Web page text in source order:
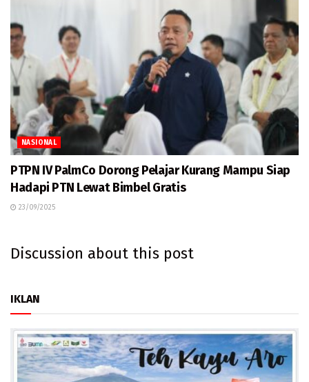
NASIONAL
PTPN IV PalmCo Dorong Pelajar Kurang Mampu Siap
Hadapi PTN Lewat Bimbel Gratis
23/09/2025
Discussion about this post
IKLAN